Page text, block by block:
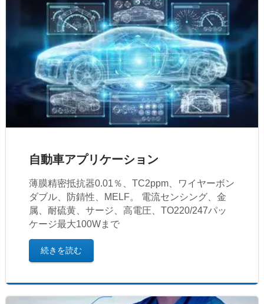
自動車アプリケーション
薄膜精密抵抗器0.01％、TC2ppm、ワイヤーボン
ダブル、防錆性、MELF。 電流センシング、金
属、耐硫黄、サージ、高電圧、TO220/247パッ
ケージ最大100Wまで
続きを読む